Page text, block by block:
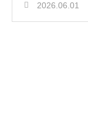
2026.06.01